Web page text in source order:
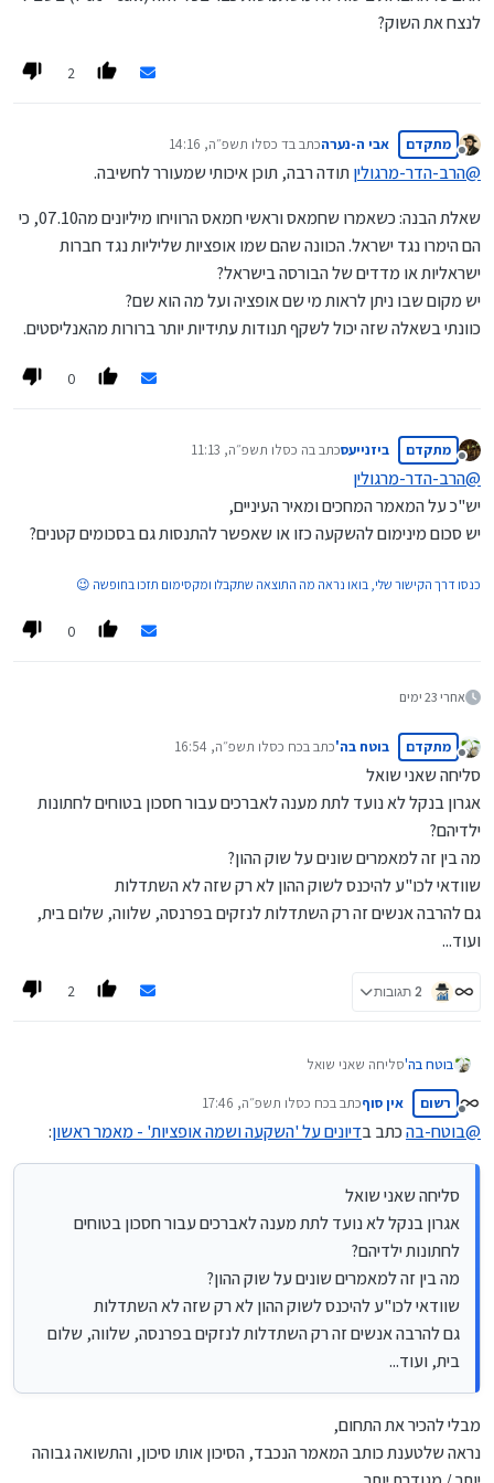
לנצח את השוק?
2
מנותק
מתקדם אבי ה-נערהכתב בד כסלו תשפ״ה, 14:16
נערך לאחרונה על ידי
@הרב-הדר-מרגוליןתודה רבה, תוכן איכותי שמעורר לחשיבה.
שאלת הבנה: כשאמרו שחמאס וראשי חמאס הרוויחו מיליונים מה07.10, כי
הם הימרו נגד ישראל. הכוונה שהם שמו אופציות שליליות נגד חברות
ישראליות או מדדים של הבורסה בישראל?
יש מקום שבו ניתן לראות מי שם אופציה ועל מה הוא שם?
כוונתי בשאלה שזה יכול לשקף תנודות עתידיות יותר ברורות מהאנליסטים.
0
מנותק
מתקדם ביזנייעסכתב בה כסלו תשפ״ה, 11:13
נערך לאחרונה על ידי
@הרב-הדר-מרגולין
יש"כ על המאמר המחכים ומאיר העיניים,
יש סכום מינימום להשקעה כזו או שאפשר להתנסות גם בסכומים קטנים?
כנסו דרך הקישור שלי, בואו נראה מה התוצאה שתקבלו ומקסימום תזכו בחופשה 😉
0
אחרי 23 ימים
מנותק
מתקדם בוטח בה'כתב בכח כסלו תשפ״ה, 16:54
נערך לאחרונה על ידי
סליחה שאני שואל
אגרון בנקל לא נועד לתת מענה לאברכים עבור חסכון בטוחים לחתונות
ילדיהם?
מה בין זה למאמרים שונים על שוק ההון?
שוודאי לכו"ע להיכנס לשוק ההון לא רק שזה לא השתדלות
גם להרבה אנשים זה רק השתדלות לנזקים בפרנסה, שלווה, שלום בית,
ועוד...
2 תגובות 2
בוטח בה'סליחה שאני שואל
ילדיהם?
מה בין זה למאמרים שונים על שוק ההון?
גם להרבה אנשים זה רק השתדלות לנזקים בפרנסה, שלווה, שלום בית,
ועוד...
מנותק
רשום אין סוףכתב בכח כסלו תשפ״ה, 17:46
נערך לאחרונה על ידי
@בוטח-בהכתב בדיונים על 'השקעה ושמה אופציות' - מאמר ראשון:
סליחה שאני שואל
אגרון בנקל לא נועד לתת מענה לאברכים עבור חסכון בטוחים
לחתונות ילדיהם?
מה בין זה למאמרים שונים על שוק ההון?
שוודאי לכו"ע להיכנס לשוק ההון לא רק שזה לא השתדלות
גם להרבה אנשים זה רק השתדלות לנזקים בפרנסה, שלווה, שלום
בית, ועוד...
מבלי להכיר את התחום,
נראה שלטענת כותב המאמר הנכבד, הסיכון אותו סיכון, והתשואה גבוהה